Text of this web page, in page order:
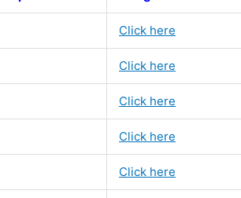
Click here
Click here
Click here
Click here
Click here